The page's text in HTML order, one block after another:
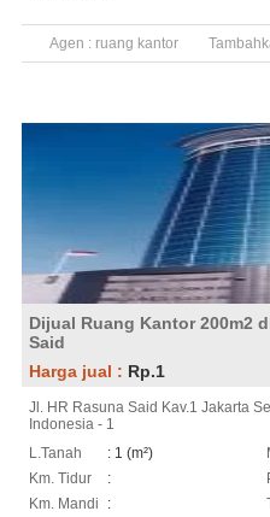
Agen : ruang kantor
Dijual Ruang Kantor 200m2
Said
Harga jual : Rp.1
Jl. HR Rasuna Said Kav.1 Jakarta
Indonesia - 1
L.Tanah
: 1 (m²)
Km. Tidur
:
Km. Mandi
: